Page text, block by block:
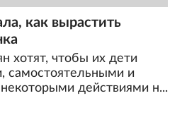
как вырастить
хотят, чтобы их дети
самостоятельными и
действиями н...